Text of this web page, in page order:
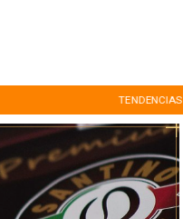
TENDENCIAS